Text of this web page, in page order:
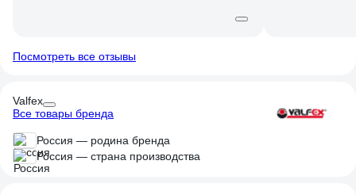
Посмотреть все отзывы
Valfex
Все товары бренда
Россия — родина бренда
Россия — страна производства